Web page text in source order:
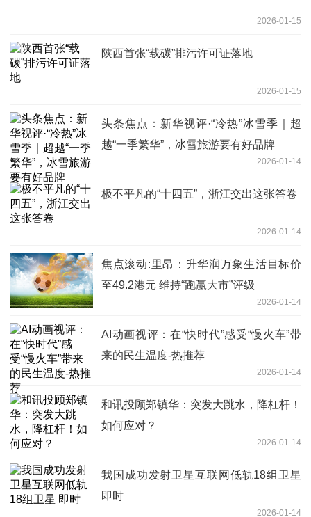
2026-01-15
陕西首张“载碳”排污许可证落地
2026-01-15
头条焦点：新华视评·“冷热”冰雪季｜超
越“一季繁华”，冰雪旅游要有好品牌
2026-01-14
极不平凡的“十四五”，浙江交出这张答卷
2026-01-14
焦点滚动:里昂：升华润万象生活目标价
至49.2港元 维持“跑赢大市”评级
2026-01-14
AI动画视评：在“快时代”感受“慢火车”带
来的民生温度-热推荐
2026-01-14
和讯投顾郑镇华：突发大跳水，降杠杆！
如何应对？
2026-01-14
我国成功发射卫星互联网低轨18组卫星
即时
2026-01-14